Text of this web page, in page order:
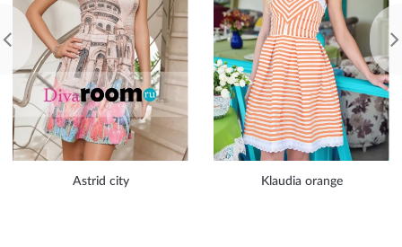
Astrid city Klaudia orange